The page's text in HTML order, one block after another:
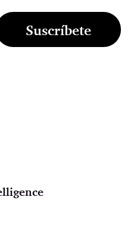
Suscríbete